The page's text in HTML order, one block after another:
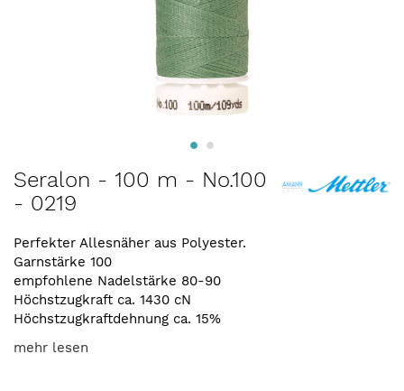
Anfang
der
springen
Seralon - 100 m - No.100
- 0219
Perfekter Allesnäher aus Polyester.
Garnstärke 100
empfohlene Nadelstärke 80-90
Höchstzugkraft ca. 1430 cN
Höchstzugkraftdehnung ca. 15%
mehr lesen